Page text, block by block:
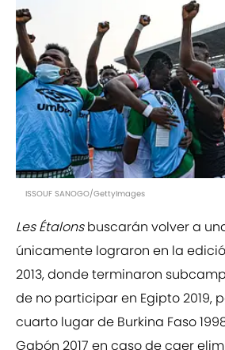
ISSOUF SANOGO/GettyImages
Les Étalonsbuscarán volver a
únicamente lograron en la
2013, donde terminaron
de no participar en Egipto 2019,
cuarto lugar de Burkina Faso
Gabón 2017 en caso de caer